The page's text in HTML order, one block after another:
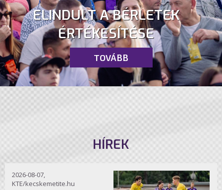
ELINDULT A BÉRLETEK
ÉRTÉKESÍTÉSE
TOVÁBB
HÍREK
2026-08-07,
KTE/kecskemetite.hu